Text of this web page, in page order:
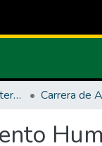
Facultad de Comercio Internacional, Integración, Administración y Economía Empresarial